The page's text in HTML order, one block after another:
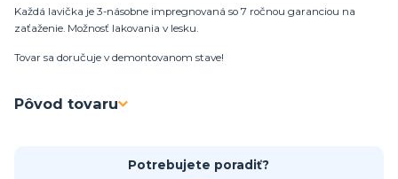
Každá lavička je 3-násobne impregnovaná so 7 ročnou garanciou na
zaťaženie. Možnosť lakovania v lesku.
Tovar sa doručuje v demontovanom stave!
Pôvod tovaru
Potrebujete poradiť?